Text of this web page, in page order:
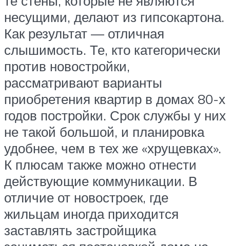
несущими, делают из гипсокартона.
Как результат — отличная
слышимость. Те, кто категорически
против новостройки,
рассматривают варианты
приобретения квартир в домах 80-х
годов постройки. Срок службы у них
не такой большой, и планировка
удобнее, чем в тех же «хрущевках».
К плюсам также можно отнести
действующие коммуникации. В
отличие от новостроек, где
жильцам иногда приходится
заставлять застройщика